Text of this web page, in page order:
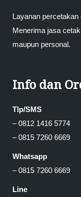
Layanan
Menerima jasa
maupun personal.
Info dan
Tlp/SMS
– 0812 1416 5774
– 0815 7260 6669
Whatsapp
– 0815 7260 6669
Line